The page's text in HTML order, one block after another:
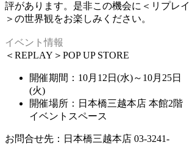
評があります。是非この機会に＜リプレイ
＞の世界観をお楽しみください。
イベント情報
＜REPLAY＞POP UP STORE
開催期間：10月12日(水)～10月25日
(火)
開催場所：日本橋三越本店 本館2階
イベントスペース
お問合せ先：日本橋三越本店 03-3241-